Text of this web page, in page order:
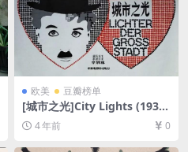
欧美 豆瓣榜单
[城市之光]City Lights (1931)
[百度网盘+迅雷云盘资源1080
P超清未删减][MP4/5.4GB][中
文字幕]
4 年前 0